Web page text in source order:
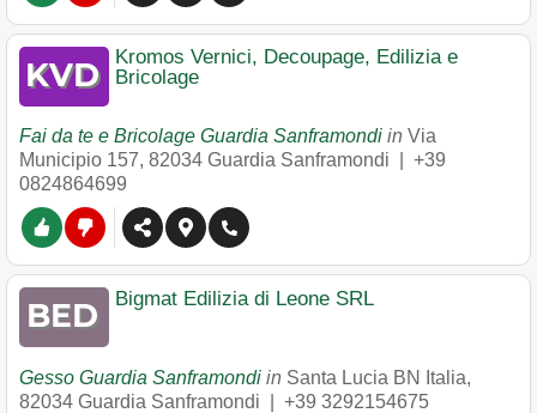
Kromos Vernici, Decoupage, Edilizia e
Bricolage
Fai da te e Bricolage Guardia Sanframondi in Via
Municipio 157, 82034 Guardia Sanframondi
+39
0824864699
Bigmat Edilizia di Leone SRL
Gesso Guardia Sanframondi in Santa Lucia BN Italia,
82034 Guardia Sanframondi +39 3292154675